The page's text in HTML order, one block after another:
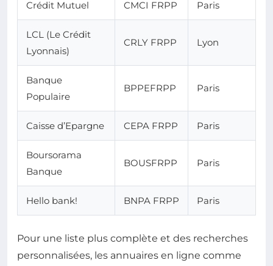
Crédit Mutuel CMCI FRPP Paris
LCL (Le Crédit
Lyonnais)
CRLY FRPP Lyon
Banque
Populaire
BPPEFRPP Paris
Caisse d’Epargne CEPA FRPP Paris
Boursorama
Banque
BOUSFRPP Paris
Hello bank! BNPA FRPP Paris
Pour une liste plus complète et des recherches
personnalisées, les annuaires en ligne comme